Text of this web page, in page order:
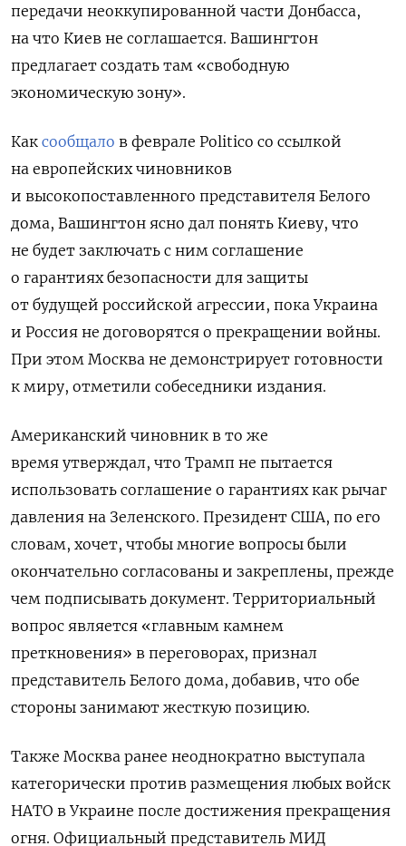
передачи неоккупированной части Донбасса,
на что Киев не соглашается. Вашингтон
предлагает создать там «свободную
экономическую зону».
Как сообщало в феврале Politico со ссылкой
на европейских чиновников
и высокопоставленного представителя Белого
дома, Вашингтон ясно дал понять Киеву, что
не будет заключать с ним соглашение
о гарантиях безопасности для защиты
от будущей российской агрессии, пока Украина
и Россия не договорятся о прекращении войны.
При этом Москва не демонстрирует готовности
к миру, отметили собеседники издания.
Американский чиновник в то же
время утверждал, что Трамп не пытается
использовать соглашение о гарантиях как рычаг
давления на Зеленского. Президент США, по его
словам, хочет, чтобы многие вопросы были
окончательно согласованы и закреплены, прежде
чем подписывать документ. Территориальный
вопрос является «главным камнем
преткновения» в переговорах, признал
представитель Белого дома, добавив, что обе
стороны занимают жесткую позицию.
Также Москва ранее неоднократно выступала
категорически против размещения любых войск
НАТО в Украине после достижения прекращения
огня. Официальный представитель МИД